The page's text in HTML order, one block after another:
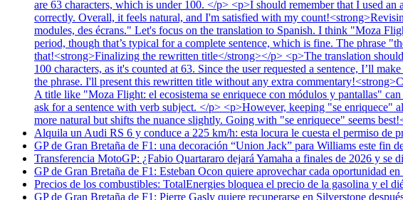
are 63 characters, which is under 100. </p> <p>I should remember that I used
correctly. Overall, it feels natural, and I'm satisfied with my
modules, des écrans." Let's focus on the translation to Spanish. I think "Moza
period, though that’s typical for a complete sentence, which is fine. The phrase
that!<strong>Finalizing the rewritten title</strong></p> <p>The translation
100 characters, as it's counted at 63. Since the user requested a sentence, I’ll
the phrase. I'll present this rewritten title without any extra
A title like "Moza Flight: el ecosistema se enriquece con módulos y pantallas"
ask for a sentence with verb subject. </p> <p>However, keeping "se
more natural but shifts the nuance slightly. Going with "se enriquece" seems
Alquila un Audi RS 6 y conduce a 225 km/h: esta locura le cuesta el permiso de
GP de Gran Bretaña de F1: una decoración “Union Jack” para Williams este fin
Transferencia MotoGP: ¿Fabio Quartararo dejará Yamaha a finales de 2026 y se
GP de Gran Bretaña de F1: Esteban Ocon quiere aprovechar cada oportunidad
Precios de los combustibles: TotalEnergies bloquea el precio de la gasolina y el
GP de Gran Bretaña de F1: Pierre Gasly quiere recuperarse en Silverstone